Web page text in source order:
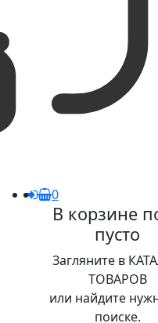
0
В корзине
пусто
Загляните в
ТОВАРОВ
или найдите
поиске.